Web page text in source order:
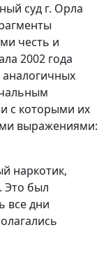
суд г. Орла
честь и
2002 года
с которыми их
выражениями:
наркотик,
Это был
все дни